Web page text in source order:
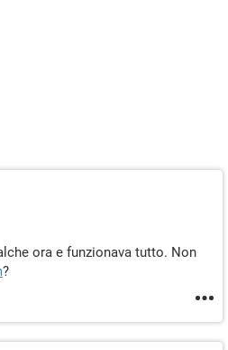
ora e funzionava tutto. Non
?